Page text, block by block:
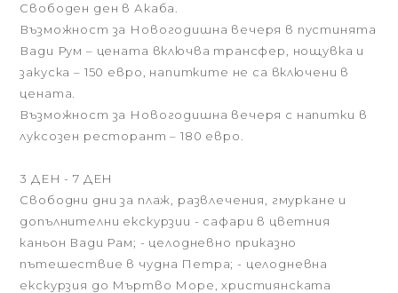
Свободен ден в Акаба.
Възможност за Новогодишна вечеря в пустинята
Вади Рум – цената включва трансфер, нощувка и
закуска – 150 евро, напитките не са включени в
цената.
Възможност за Новогодишна вечеря с напитки в
луксозен ресторант – 180 евро.
3 ДЕН - 7 ДЕН
Свободни дни за плаж, развлечения, гмуркане и
допълнителни екскурзии - сафари в цветния
каньон Вади Рам; - целодневно приказно
пътешествие в чудна Петра; - целодневна
екскурзия до Мъртво Море, християнската